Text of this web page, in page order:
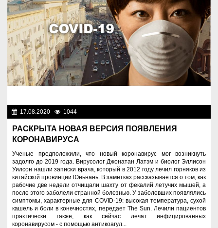
17.08.2020 1044
РАСКРЫТА НОВАЯ ВЕРСИЯ ПОЯВЛЕНИЯ
КОРОНАВИРУСА
Ученые предположили, что новый коронавирус мог возникнуть
задолго до 2019 года. Вирусолог Джонатан Латэм и биолог Эллисон
Уилсон нашли записки врача, который в 2012 году лечил горняков из
китайской провинции Юньнань. В заметках рассказывается о том, как
рабочие две недели отчищали шахту от фекалий летучих мышей, а
после этого заболели странной болезнью. У заболевших появлялись
симптомы, характерные для COVID-19: высокая температура, сухой
кашель и боли в конечностях, передает The Sun. Лечили пациентов
практически также, как сейчас лечат инфицированных
коронавирусом - с помощью антикоагул...